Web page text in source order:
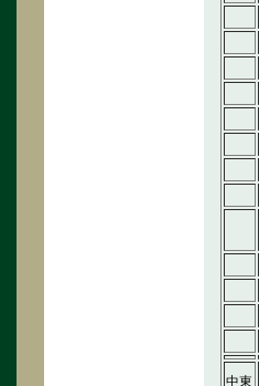
中東